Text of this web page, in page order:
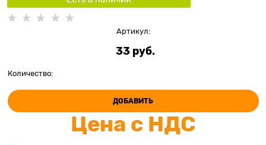
Артикул:
33 руб.
Количество:
ДОБАВИТЬ
Цена с НДС